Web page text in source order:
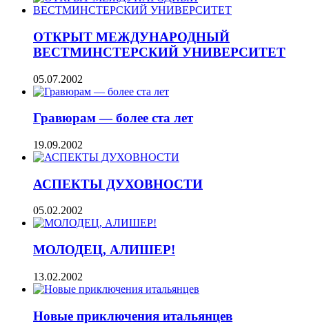
ОТКРЫТ МЕЖДУНАРОДНЫЙ
ВЕСТМИНСТЕРСКИЙ УНИВЕРСИТЕТ
05.07.2002
Гравюрам — более ста лет
19.09.2002
АСПЕКТЫ ДУХОВНОСТИ
05.02.2002
МОЛОДЕЦ, АЛИШЕР!
13.02.2002
Новые приключения итальянцев